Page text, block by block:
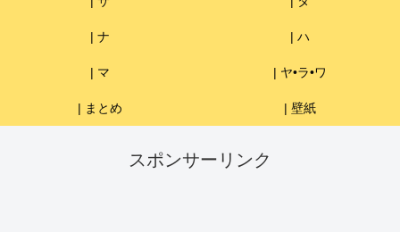
| ナ | ハ
| マ | ヤ•ラ•ワ
| まとめ | 壁紙
スポンサーリンク